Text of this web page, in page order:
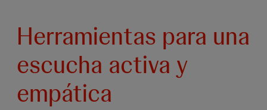
Herramientas para una
escucha activa y
empática